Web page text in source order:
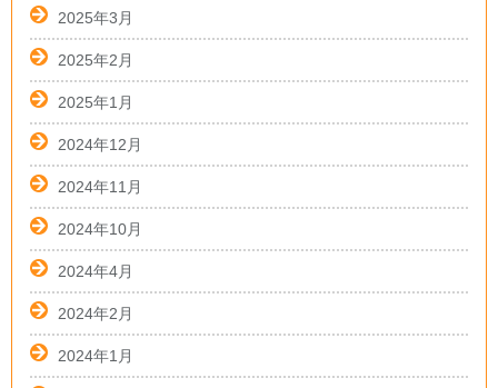
2025年3月
2025年2月
2025年1月
2024年12月
2024年11月
2024年10月
2024年4月
2024年2月
2024年1月